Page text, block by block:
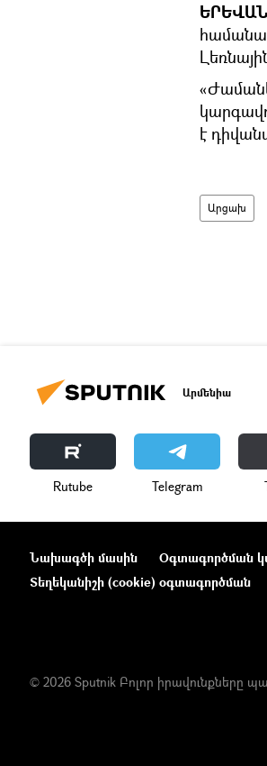
է
Արցախ
Արմենիա
Rutube Telegram
Նախագծի մասին Օգտագործման
Տեղեկանիշի (cookie) օգտագործման
© 2026 Sputnik Բոլոր իրավունքները